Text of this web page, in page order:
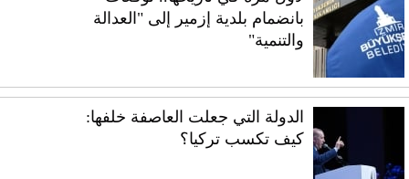
بانضمام بلدية إزمير إلى "العدالة
والتنمية"
الدولة التي جعلت العاصفة خلفها:
كيف تكسب تركيا؟